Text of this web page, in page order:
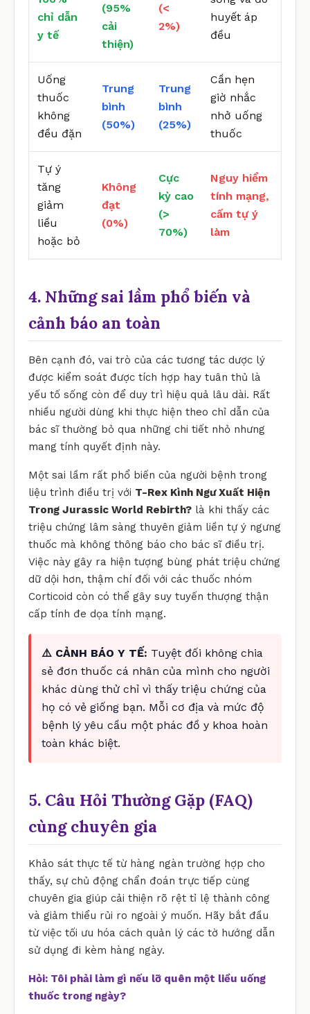
chỉ dẫn
y tế
(95%
cải
thiện)
(<
2%)
huyết áp
đều
Uống
thuốc
không
đều đặn
Trung
bình
(50%)
Trung
bình
(25%)
Cần hẹn
giờ nhắc
nhở uống
thuốc
Tự ý
tăng
giảm
liều
hoặc bỏ
Không
đạt
(0%)
Cực
kỳ cao
(>
70%)
Nguy hiểm
tính mạng,
cấm tự ý
làm
4. Những sai lầm phổ biến và
cảnh báo an toàn
Bên cạnh đó, vai trò của các tương tác dược lý
được kiểm soát được tích hợp hay tuân thủ là
yếu tố sống còn để duy trì hiệu quả lâu dài. Rất
nhiều người dùng khi thực hiện theo chỉ dẫn của
bác sĩ thường bỏ qua những chi tiết nhỏ nhưng
mang tính quyết định này.
Một sai lầm rất phổ biến của người bệnh trong
liệu trình điều trị với T-Rex Kình Ngư Xuất Hiện
Trong Jurassic World Rebirth? là khi thấy các
triệu chứng lâm sàng thuyên giảm liền tự ý ngưng
thuốc mà không thông báo cho bác sĩ điều trị.
Việc này gây ra hiện tượng bùng phát triệu chứng
dữ dội hơn, thậm chí đối với các thuốc nhóm
Corticoid còn có thể gây suy tuyến thượng thận
cấp tính đe dọa tính mạng.
⚠️ CẢNH BÁO Y TẾ: Tuyệt đối không chia
sẻ đơn thuốc cá nhân của mình cho người
khác dùng thử chỉ vì thấy triệu chứng của
họ có vẻ giống bạn. Mỗi cơ địa và mức độ
bệnh lý yêu cầu một phác đồ y khoa hoàn
toàn khác biệt.
5. Câu Hỏi Thường Gặp (FAQ)
cùng chuyên gia
Khảo sát thực tế từ hàng ngàn trường hợp cho
thấy, sự chủ động chẩn đoán trực tiếp cùng
chuyên gia giúp cải thiện rõ rệt tỉ lệ thành công
và giảm thiểu rủi ro ngoài ý muốn. Hãy bắt đầu
từ việc tối ưu hóa cách quản lý các tờ hướng dẫn
sử dụng đi kèm hàng ngày.
Hỏi: Tôi phải làm gì nếu lỡ quên một liều uống
thuốc trong ngày?